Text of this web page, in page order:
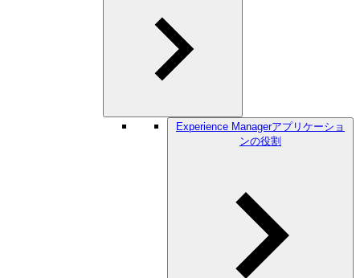
Experience Managerアプリケーショ
ンの役割